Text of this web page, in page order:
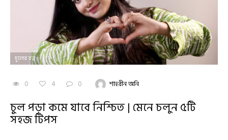
চুলের যত্ন
0 4 0 শাহরীন অনি
চুল পড়া কমে যাবে নিশ্চিত | মেনে চলুন ৫টি
সহজ টিপস